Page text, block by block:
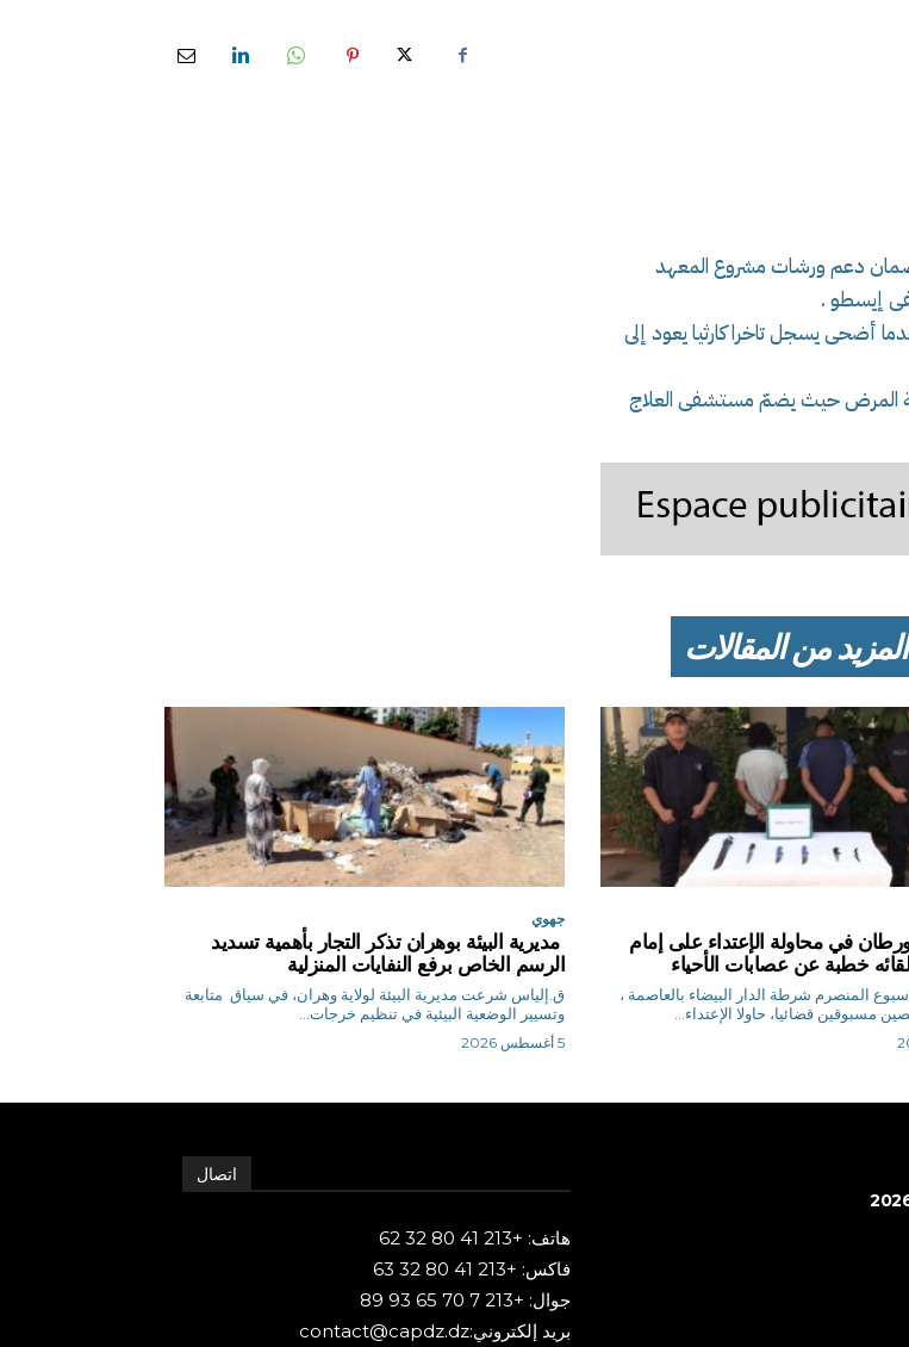
دعم ورشات مشروع المعهد
إيسطو .
أضحى يسجل تاخرا كارثيا يعود إلى
المرض حيث يضمّ مستشفى العلاج
المزيد من المقالات
في محاولة الإعتداء على إمام
خطبة عن عصابات الأحياء
المنصرم شرطة الدار البيضاء بالعاصمة ،
مسبوقين قضائيا، حاولا الإعتداء...
جهوي
مديرية البيئة بوهران تذكر التجار بأهمية تسديد
الرسم الخاص برفع النفايات المنزلية
ق.إلياس شرعت مديرية البيئة لولاية وهران، في سياق متابعة
وتسيير الوضعية البيئية في تنظيم خرجات...
5 أغسطس 2026
اتصال
هاتف: +213 41 80 32 62
فاكس: +213 41 80 32 63
جوال: +213 7 70 65 93 89
بريد إلكتروني:contact@capdz.dz